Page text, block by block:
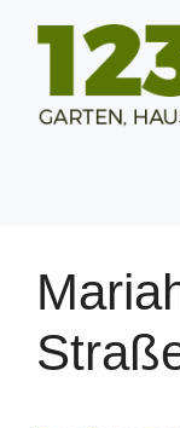
Inhalt